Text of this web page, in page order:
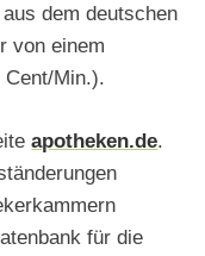
dem deutschen
von einem
Cent/Min.).
apotheken.de.
für die